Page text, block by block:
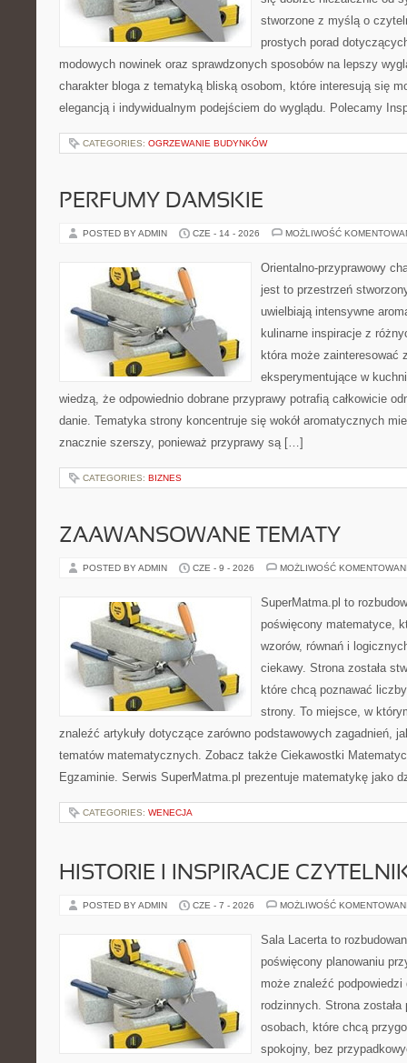
stworzone z myślą o
prostych porad
modowych nowinek oraz sprawdzonych sposobów na lepszy
charakter bloga z tematyką bliską osobom, które interesują się
elegancją i indywidualnym podejściem do wyglądu. Polecamy
CATEGORIES: OGRZEWANIE BUDYNKÓW
PERFUMY DAMSKIE
POSTED BY ADMIN CZE - 14 - 2026 MOŻLIWOŚĆ
Orientalno-przyprawowy
jest to przestrzeń
uwielbiają intensywne
kulinarne inspiracje z
która może zainteresować
eksperymentujące w
wiedzą, że odpowiednio dobrane przyprawy potrafią całkowicie
danie. Tematyka strony koncentruje się wokół aromatycznych
znacznie szerszy, ponieważ przyprawy są […]
CATEGORIES: BIZNES
ZAAWANSOWANE TEMATY
POSTED BY ADMIN CZE - 9 - 2026 MOŻLIWOŚĆ
SuperMatma.pl to
poświęcony matematyce,
wzorów, równań i
ciekawy. Strona została
które chcą poznawać
strony. To miejsce, w
znaleźć artykuły dotyczące zarówno podstawowych zagadnień,
tematów matematycznych. Zobacz także Ciekawostki
Egzaminie. Serwis SuperMatma.pl prezentuje matematykę jako
CATEGORIES: WENECJA
HISTORIE I INSPIRACJE
POSTED BY ADMIN CZE - 7 - 2026 MOŻLIWOŚĆ
Sala Lacerta to
poświęcony planowaniu
może znaleźć
rodzinnych. Strona
osobach, które chcą
spokojny, bez